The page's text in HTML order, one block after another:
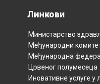
Линкови
Министарство
Међународни
Међународна
Црвеног полумесецa
Иновативне услуге у